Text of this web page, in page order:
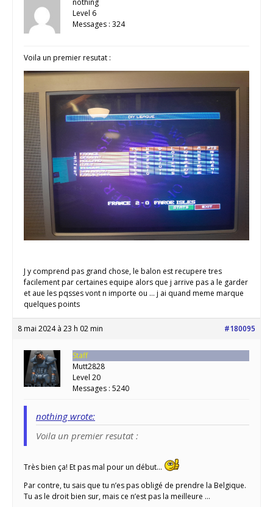
nothing
Level 6
Messages : 324
Voila un premier resutat :
J y comprend pas grand chose, le balon est recupere tres
facilement par certaines equipe alors que j arrive pas a le garder
et aue les pqsses vont n importe ou … j ai quand meme marque
quelques points
8 mai 2024 à 23 h 02 min #180095
Staff
Mutt2828
Level 20
Messages : 5240
nothing wrote:
Voila un premier resutat :
Très bien ça! Et pas mal pour un début…
Par contre, tu sais que tu n’es pas obligé de prendre la Belgique.
Tu as le droit bien sur, mais ce n’est pas la meilleure …